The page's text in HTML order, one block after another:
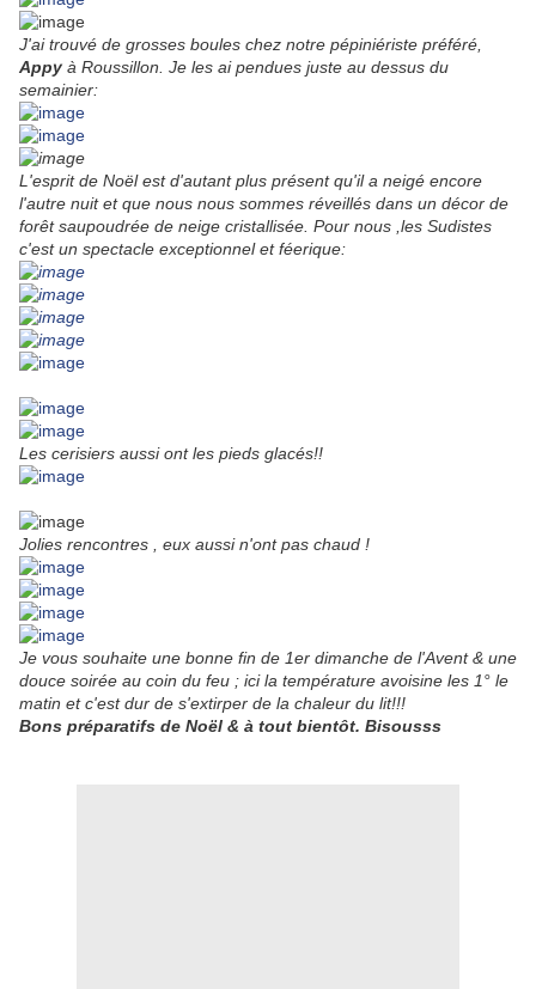
J'ai trouvé de grosses boules chez notre pépiniériste préféré,
Appy à Roussillon. Je les ai pendues juste au dessus du
semainier:
L'esprit de Noël est d'autant plus présent qu'il a neigé encore
l'autre nuit et que nous nous sommes réveillés dans un décor de
forêt saupoudrée de neige cristallisée. Pour nous ,les Sudistes
c'est un spectacle exceptionnel et féerique:
Les cerisiers aussi ont les pieds glacés!!
Jolies rencontres , eux aussi n'ont pas chaud !
Je vous souhaite une bonne fin de 1er dimanche de l'Avent & une
douce soirée au coin du feu ; ici la température avoisine les 1° le
matin et c'est dur de s'extirper de la chaleur du lit!!!
Bons préparatifs de Noël & à tout bientôt. Bisousss